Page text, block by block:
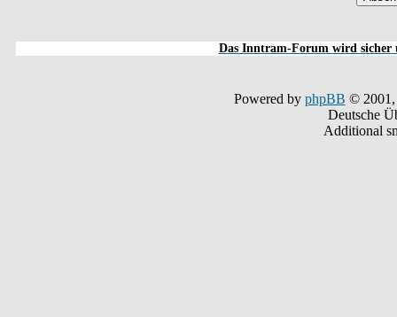
Das Inntram-Forum wird sicher
Powered by phpBB © 2001,
Deutsche
Additional